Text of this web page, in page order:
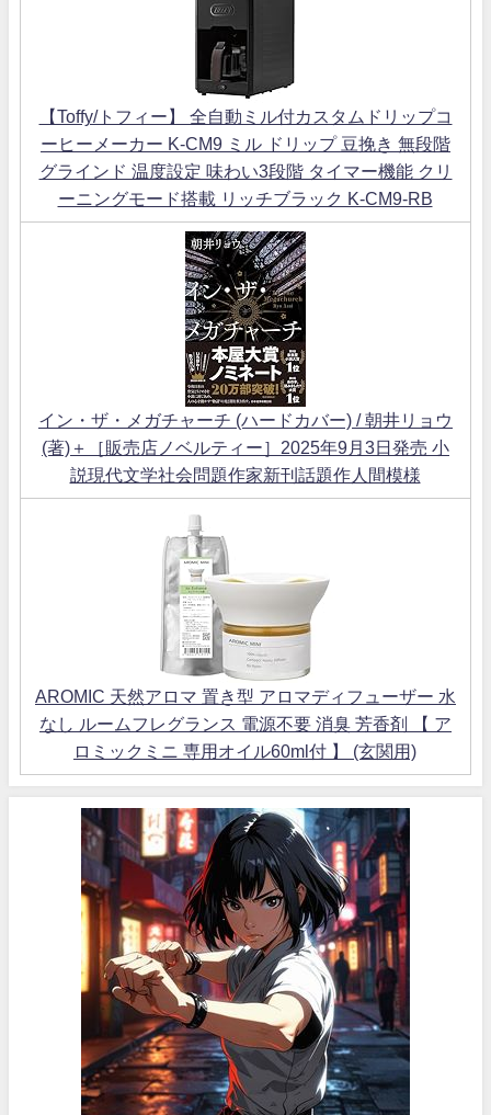
【Toffy/トフィー】 全自動ミル付カスタムドリップコ
ーヒーメーカー K-CM9 ミル ドリップ 豆挽き 無段階
グラインド 温度設定 味わい3段階 タイマー機能 クリ
ーニングモード搭載 リッチブラック K-CM9-RB
イン・ザ・メガチャーチ (ハードカバー) / 朝井リョウ
(著)＋［販売店ノベルティー］2025年9月3日発売 小
説現代文学社会問題作家新刊話題作人間模様
AROMIC 天然アロマ 置き型 アロマディフューザー 水
なし ルームフレグランス 電源不要 消臭 芳香剤 【 ア
ロミックミニ 専用オイル60ml付 】 (玄関用)